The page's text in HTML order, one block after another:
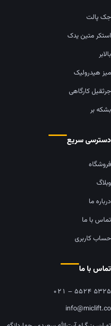
جک پالت
استکر متین یدک
بالابر
میز هیدرولیک
جرثقیل کارگاهی
بشکه بر
دسترسی سریع
فروشگاه
وبلاگ
درباره ما
تماس با ما
حساب کاربری
تماس با ما
۰۲۱ – ۵۵۲۴ ۵۳۲۵
info@miclift.co